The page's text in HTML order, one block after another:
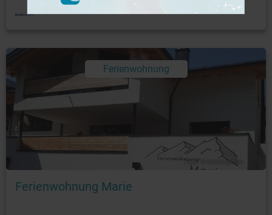
Ferienwohnung
Foto: © booking.com
Ferienwohnung Marie